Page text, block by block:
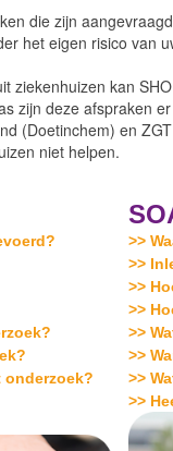
die zijn
het eigen risico van
ziekenhuizen kan
zijn deze afspraken
(Doetinchem) en
niet helpen.
onderzoek?
>>
>>
>>
>>
>>
>>
>>
>>